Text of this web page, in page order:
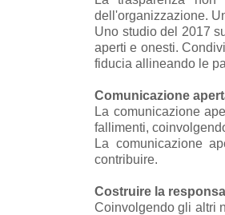
dell'organizzazione.
Uno studio del 2017
aperti e onesti.
fiducia allineando le
Comunicazione
La comunicazione
fallimenti,
La comunicazione
contribuire.
Costruire la
Coinvolgendo gli altri